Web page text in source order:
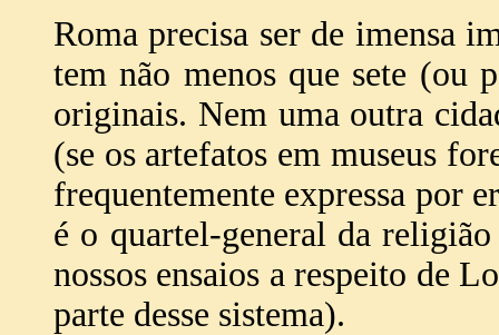
Roma precisa ser de imensa
tem não menos que sete (ou
originais. Nem uma outra
(se os artefatos em museus
frequentemente expressa por
é o quartel-general da
nossos ensaios a respeito de
parte desse sistema).